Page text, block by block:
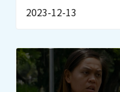
2023-12-13